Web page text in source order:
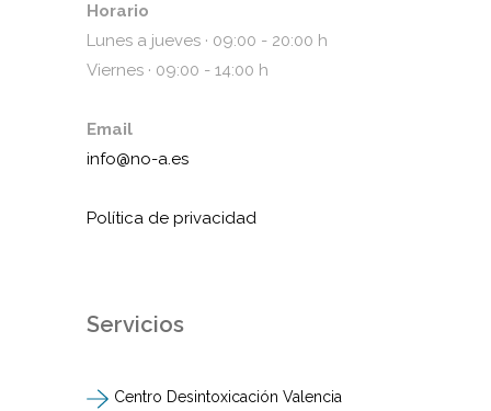
Horario
Lunes a jueves · 09:00 - 20:00 h
Viernes · 09:00 - 14:00 h
Email
info@no-a.es
Política de privacidad
Servicios
Centro Desintoxicación Valencia